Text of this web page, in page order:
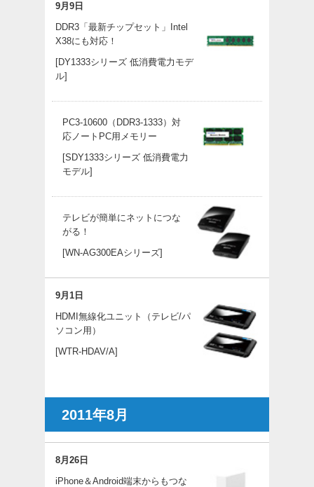
9月9日
DDR3「最新チップセット」Intel
X38にも対応！
[DY1333シリーズ 低消費電力モデ
ル]
PC3-10600（DDR3-1333）対
応ノートPC用メモリー
[SDY1333シリーズ 低消費電力
モデル]
テレビが簡単にネットにつな
がる！
[WN-AG300EAシリーズ]
9月1日
HDMI無線化ユニット（テレビ/パ
ソコン用）
[WTR-HDAV/A]
2011年8月
8月26日
iPhone＆Android端末からもつな